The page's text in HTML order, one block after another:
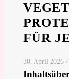
FÜR
30. April 2026 /